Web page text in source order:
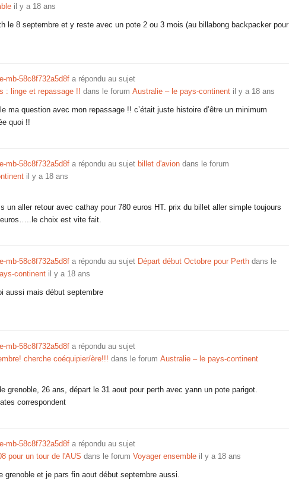
il y a 18 ans
le 8 septembre et y reste avec un pote 2 ou 3 mois (au billabong backpacker pour
mb-58c8f732a5d8f a répondu au sujet
: linge et repassage !! dans le forum Australie – le pays-continent il y a 18 ans
ma question avec mon repassage !! c’était juste histoire d’être un minimum
quoi !!
mb-58c8f732a5d8f a répondu au sujet billet d'avion dans le forum
il y a 18 ans
un aller retour avec cathay pour 780 euros HT. prix du billet aller simple toujours
choix est vite fait.
mb-58c8f732a5d8f a répondu au sujet Départ début Octobre pour Perth dans le
continent il y a 18 ans
aussi mais début septembre
mb-58c8f732a5d8f a répondu au sujet
cherche coéquipier/ère!!! dans le forum Australie – le pays-continent
grenoble, 26 ans, départ le 31 aout pour perth avec yann un pote parigot.
correspondent
mb-58c8f732a5d8f a répondu au sujet
pour un tour de l'AUS dans le forum Voyager ensemble il y a 18 ans
grenoble et je pars fin aout début septembre aussi.